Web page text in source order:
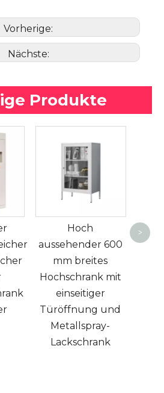
Vorherige:
Nächste:
Produkte
600
Hochwertige
sichere öffentliche
Plätze
intelligenter Bag
Aufbewahrungsschrank
Locker
Elektronischer
Beutelspeicherschrank
für
>